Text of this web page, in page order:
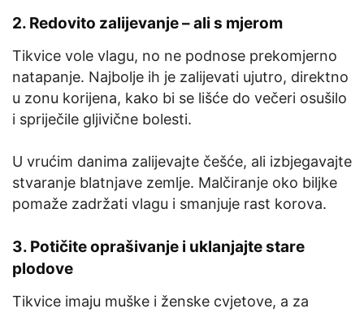
2. Redovito zalijevanje – ali s mjerom
Tikvice vole vlagu, no ne podnose prekomjerno
natapanje. Najbolje ih je zalijevati ujutro, direktno
u zonu korijena, kako bi se lišće do večeri osušilo
i spriječile gljivične bolesti.
U vrućim danima zalijevajte češće, ali izbjegavajte
stvaranje blatnjave zemlje. Malčiranje oko biljke
pomaže zadržati vlagu i smanjuje rast korova.
3. Potičite oprašivanje i uklanjajte stare
plodove
Tikvice imaju muške i ženske cvjetove, a za